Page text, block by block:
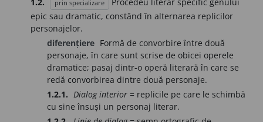
prin specializare
epic sau dramatic, constând în alternarea replicilor
personajelor.
diferențiere Formă de convorbire între două
personaje, în care sunt scrise de obicei operele
dramatice; pasaj dintr-o operă literară în care se
redă convorbirea dintre două personaje.
1.2.1. Dialog interior = replicile pe care le schimbă
cu sine însuși un personaj literar.